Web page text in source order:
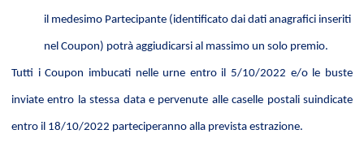
il medesimo Partecipante (identificato dai dati anagrafici inseriti
nel Coupon) potrà aggiudicarsi al massimo un solo premio.
Tutti i Coupon imbucati nelle urne entro il 5/10/2022 e/o le buste
inviate entro la stessa data e pervenute alle caselle postali suindicate
entro il 18/10/2022 parteciperanno alla prevista estrazione.